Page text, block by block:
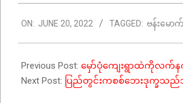
06-
20
ON: JUNE 20, 2022 TAGGED: ဗန်းမောက်
Previous Post: မှော်ပုံကျေးရွာထဲကိုလက်
Next Post: ပြည်တွင်းကစစ်ဘေးဒုက္ခသည်